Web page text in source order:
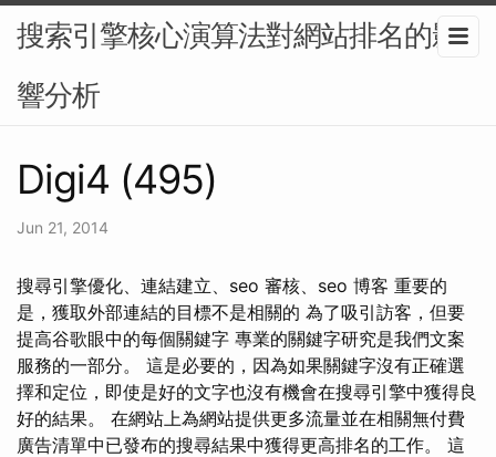
搜索引擎核心演算法對網站排名的影
響分析
Digi4 (495)
Jun 21, 2014
搜尋引擎優化、連結建立、seo 審核、seo 博客 重要的
是，獲取外部連結的目標不是相關的 為了吸引訪客，但要
提高谷歌眼中的每個關鍵字 專業的關鍵字研究是我們文案
服務的一部分。 這是必要的，因為如果關鍵字沒有正確選
擇和定位，即使是好的文字也沒有機會在搜尋引擎中獲得良
好的結果。 在網站上為網站提供更多流量並在相關無付費
廣告清單中已發布的搜尋結果中獲得更高排名的工作。 這